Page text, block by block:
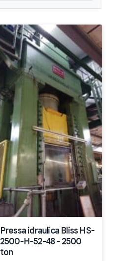
Pressa idraulica Bliss HS-
2500-H-52-48 - 2500
ton